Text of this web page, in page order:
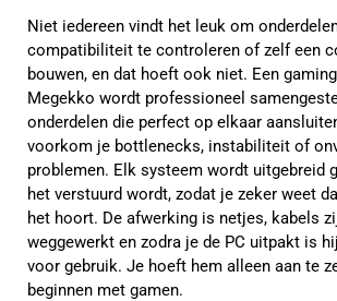
Niet iedereen vindt het leuk om
compatibiliteit te controleren of zelf een
bouwen, en dat hoeft ook niet. Een
Megekko wordt professioneel
onderdelen die perfect op elkaar
voorkom je bottlenecks, instabiliteit of
problemen. Elk systeem wordt uitgebreid
het verstuurd wordt, zodat je zeker weet
het hoort. De afwerking is netjes, kabels
weggewerkt en zodra je de PC uitpakt is
voor gebruik. Je hoeft hem alleen aan te
beginnen met gamen.